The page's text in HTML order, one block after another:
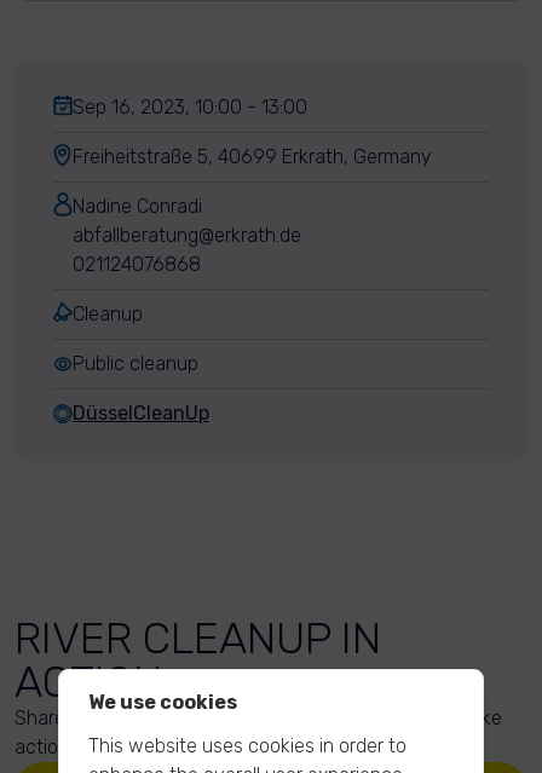
Sep 16, 2023, 10:00 - 13:00
Freiheitstraße 5, 40699 Erkrath, Germany
Nadine Conradi
abfallberatung@erkrath.de
021124076868
Cleanup
Public cleanup
DüsselCleanUp
RIVER CLEANUP IN
ACTION
Share your action photos here and inspire others to take
action too!
We use cookies
This website uses cookies in order to